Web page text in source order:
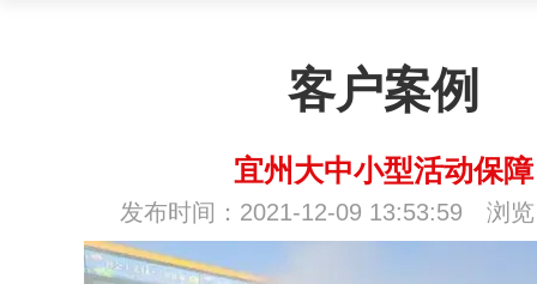
客户案例
宜州大中小型活动保障
发布时间：2021-12-09 13:53:59 浏览